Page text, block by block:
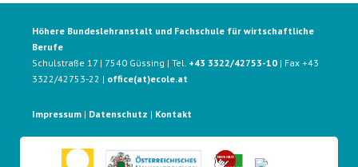
Höhere Bundeslehranstalt und Fachschule für wirtschaftliche
Berufe
Schulstraße 17 | 7540 Güssing | Tel. +43 3322/42753-10 | Fax +43
3322/42753-22 | office(at)ecole.at
Impressum | Datenschutz | Kontakt